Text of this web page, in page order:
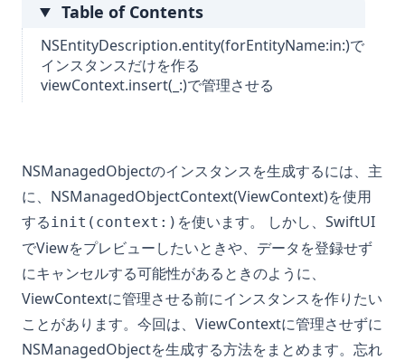
Table of Contents
NSEntityDescription.entity(forEntityName:in:)で
インスタンスだけを作る
viewContext.insert(_:)で管理させる
NSManagedObjectのインスタンスを生成するには、主
に、NSManagedObjectContext(ViewContext)を使用
するinit(context:) を使います。 しかし、SwiftUI
でViewをプレビューしたいときや、データを登録せず
にキャンセルする可能性があるときのように、
ViewContextに管理させる前にインスタンスを作りたい
ことがあります。今回は、ViewContextに管理させずに
NSManagedObjectを生成する方法をまとめます。忘れ